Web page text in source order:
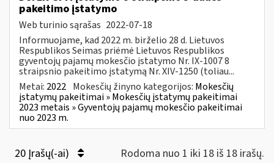
pakeitimo įstatymo
Web turinio sąrašas 2022-07-18
Informuojame, kad 2022 m. birželio 28 d. Lietuvos
Respublikos Seimas priėmė Lietuvos Respublikos
gyventojų pajamų mokesčio įstatymo Nr. IX-1007 8
straipsnio pakeitimo įstatymą Nr. XIV-1250 (toliau...
Metai: 2022 Mokesčių žinyno kategorijos: Mokesčių
įstatymų pakeitimai » Mokesčių įstatymų pakeitimai
2023 metais » Gyventojų pajamų mokesčio pakeitimai
nuo 2023 m.
20 Įrašų(-ai) Rodoma nuo 1 iki 18 iš 18 irašų.